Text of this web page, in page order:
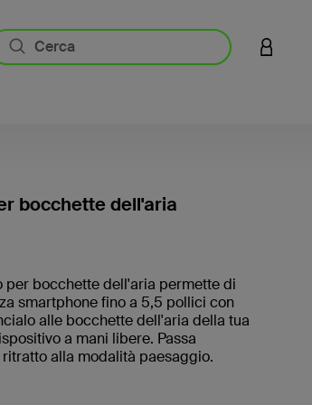
bocchette dell'aria
per bocchette dell'aria permette di
smartphone fino a 5,5 pollici con
alle bocchette dell'aria della tua
a mani libere. Passa
alla modalità paesaggio.